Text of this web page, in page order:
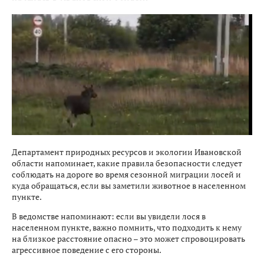
Департамент природных ресурсов и экологии Ивановской
области напоминает, какие правила безопасности следует
соблюдать на дороге во время сезонной миграции лосей и
куда обращаться, если вы заметили животное в населенном
пункте.
В ведомстве напоминают: если вы увидели лося в
населенном пункте, важно помнить, что подходить к нему
на близкое расстояние опасно – это может спровоцировать
агрессивное поведение с его стороны.